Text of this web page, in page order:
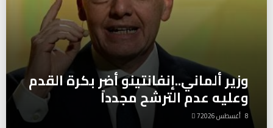
وزير ألماني..إنفانتينو أضر بكرة القدم
وعليه عدم الترشح مجدداً
8 أغسطس 2026 7